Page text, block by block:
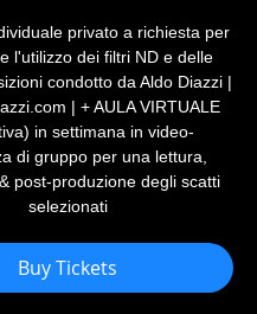
privato a richiesta per
l'utilizzo dei filtri ND e delle
condotto da Aldo Diazzi |
| + AULA VIRTUALE
in settimana in video-
di gruppo per una lettura,
post-produzione degli scatti
selezionati
Buy Tickets